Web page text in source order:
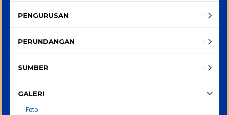
PENGURUSAN
PERUNDANGAN
SUMBER
GALERI
Foto